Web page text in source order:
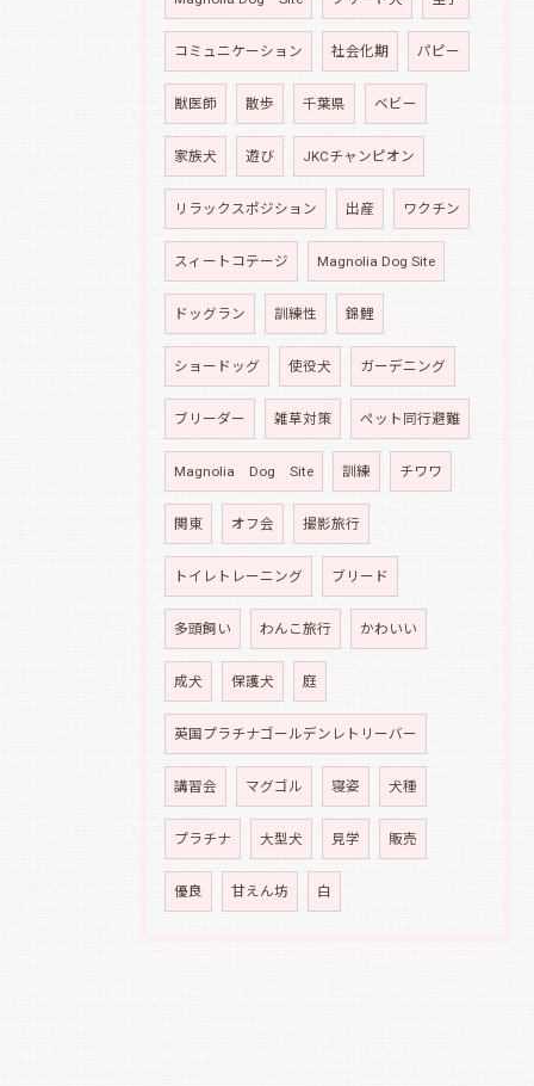
コミュニケーション 社会化期 パピー
獣医師 散歩 千葉県 ベビー
家族犬 遊び JKCチャンピオン
リラックスポジション 出産 ワクチン
スィートコテージ Magnolia Dog Site
ドッグラン 訓練性 錦鯉
ショードッグ 使役犬 ガーデニング
ブリーダー 雑草対策 ペット同行避難
Magnolia Dog Site 訓練 チワワ
関東 オフ会 撮影旅行
トイレトレーニング ブリード
多頭飼い わんこ旅行 かわいい
成犬 保護犬 庭
英国プラチナゴールデンレトリーバー
講習会 マグゴル 寝姿 犬種
プラチナ 大型犬 見学 販売
優良 甘えん坊 白